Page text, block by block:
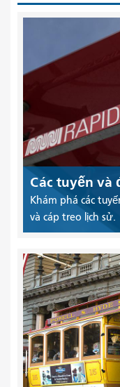
Các tuyến và
Khám phá các
và cáp treo lịch sử.